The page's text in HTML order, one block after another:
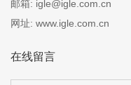
邮箱: igle@igle.com.cn
网址: www.igle.com.cn
在线留言